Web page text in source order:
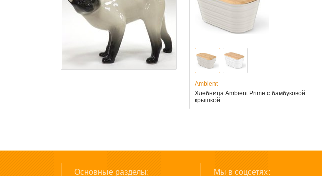
Ambient
Хлебница Ambient Prime с бамбуковой
крышкой
Основные разделы: Мы в соцсетях: